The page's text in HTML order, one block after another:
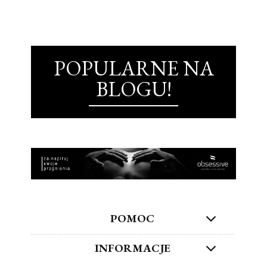
POPULARNE NA
BLOGU!
POMOC
INFORMACJE